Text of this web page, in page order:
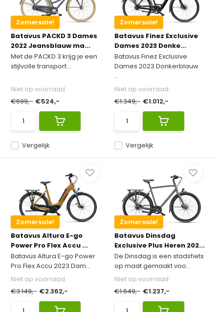
Zomersale!
Batavus PACKD 3 Dames
2022 Jeansblauw ma...
Met de PACKD 3 krijg je een
stijlvolle transport...
Vergelijk
Niet op voorraad
€699,- €524,-
Zomersale!
Batavus Finez Exclusive
Dames 2023 Donke...
Batavus Finez Exclusive
Dames 2023 Donkerblauw
...
Vergelijk
Niet op voorraad
€1.349,- €1.012,-
Zomersale!
Batavus Altura E-go
Power Pro Flex Accu ...
Batavus Altura E-go Power
Pro Flex Accu 2023 Dam...
Niet op voorraad
€3.149,- €2.362,-
Zomersale!
Batavus Dinsdag
Exclusive Plus Heren 202...
De Dinsdag is een stadsfiets
op maat gemaakt voo...
Niet op voorraad
€1.649,- €1.237,-